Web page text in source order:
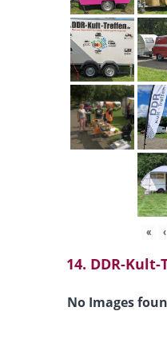
« ‹
14. DDR-
No Images